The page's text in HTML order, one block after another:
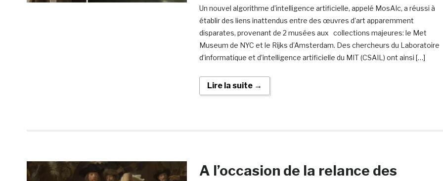
Un nouvel algorithme d’intelligence artificielle, appelé MosAIc, a réussi à
établir des liens inattendus entre des œuvres d’art apparemment
disparates, provenant de 2 musées aux collections majeures: le Met
Museum de NYC et le Rijks d’Amsterdam. Des chercheurs du Laboratoire
d’informatique et d’intelligence artificielle du MIT (CSAIL) ont ainsi […]
Lire la suite →
A l’occasion de la relance des